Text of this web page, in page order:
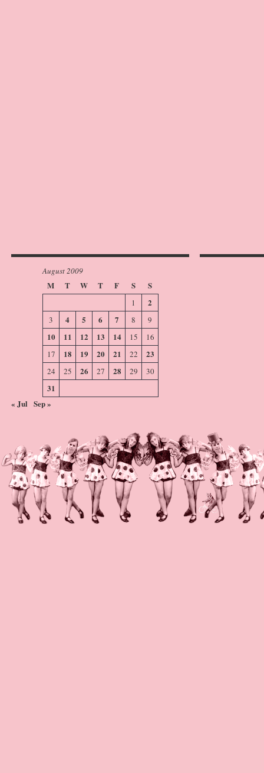
August 2009
M T W T F S S
1 2
3 4 5 6 7 8 9
10 11 12 13 14 15
16
17
18 19 20 21 22 23
24 25 26 27 28 29 30
31
« Jul Sep »